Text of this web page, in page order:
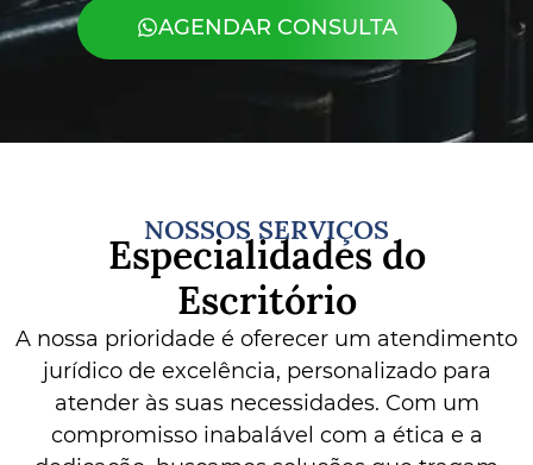
AGENDAR CONSULTA
NOSSOS SERVIÇOS
Especialidades do
Escritório
A nossa prioridade é oferecer um atendimento
jurídico de excelência, personalizado para
atender às suas necessidades. Com um
compromisso inabalável com a ética e a